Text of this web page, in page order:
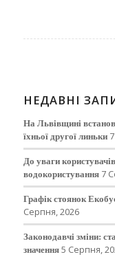
НЕДАВНІ
На Львівщині
їхньої другої линьки
До уваги
водокористування 7
Графік стоянок
Серпня, 2026
Законодавчі зміни:
значення5 Серпня,